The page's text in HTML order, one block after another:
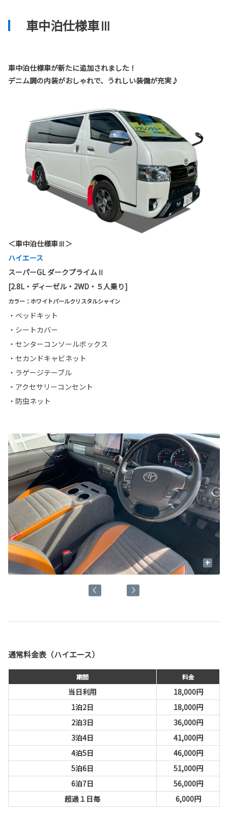
車中泊仕様車Ⅲ
車中泊仕様車が新たに追加されました！
デニム調の内装がおしゃれで、うれしい装備が充実♪
＜車中泊仕様車Ⅲ＞
ハイエース
スーパーGL ダークプライムⅡ
[2.8L・ディーゼル・2WD・５人乗り]
カラー：ホワイトパールクリスタルシャイン
・ベッドキット
・シートカバー
・センターコンソールボックス
・セカンドキャビネット
・ラゲージテーブル
・アクセサリーコンセント
・防虫ネット
+
通常料金表（ハイエース）
期間 料金
当日利用
18,000円
1泊2日
18,000円
2泊3日
36,000円
3泊4日
41,000円
4泊5日
46,000円
5泊6日
51,000円
6泊7日
56,000円
超過１日毎
6,000円